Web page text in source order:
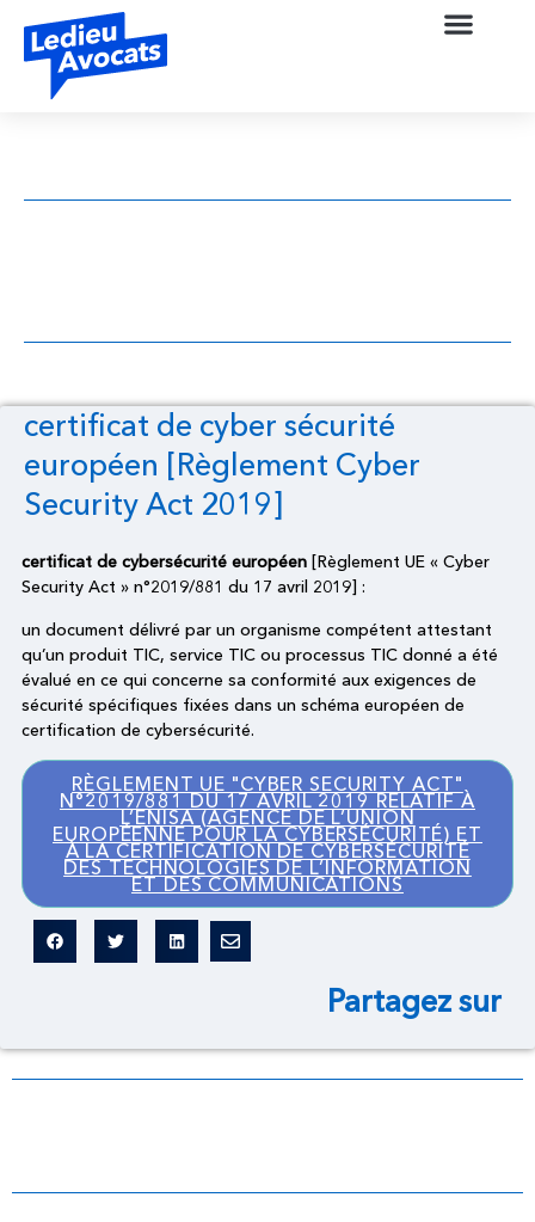
certificat de cyber sécurité
européen [Règlement Cyber
Security Act 2019]
certificat de cybersécurité européen [Règlement UE « Cyber
Security Act » n°2019/881 du 17 avril 2019] :
un document délivré par un organisme compétent attestant
qu’un produit TIC, service TIC ou processus TIC donné a été
évalué en ce qui concerne sa conformité aux exigences de
sécurité spécifiques fixées dans un schéma européen de
certification de cybersécurité.
RÈGLEMENT UE "CYBER SECURITY ACT"
N°2019/881 DU 17 AVRIL 2019 RELATIF À
L’ENISA (AGENCE DE L’UNION
EUROPÉENNE POUR LA CYBERSÉCURITÉ) ET
À LA CERTIFICATION DE CYBERSÉCURITÉ
DES TECHNOLOGIES DE L’INFORMATION
ET DES COMMUNICATIONS
Partagez sur